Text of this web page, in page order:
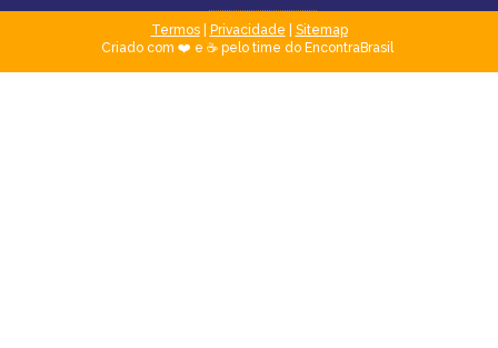
Termos| Privacidade
Sitemap
Criado com ❤️ e ☕ pelo time do EncontraBrasil